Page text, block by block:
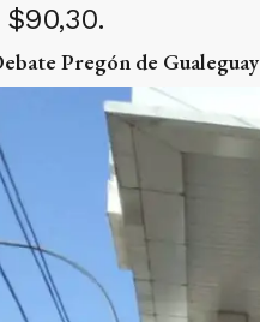
Pregón de Gualeguay